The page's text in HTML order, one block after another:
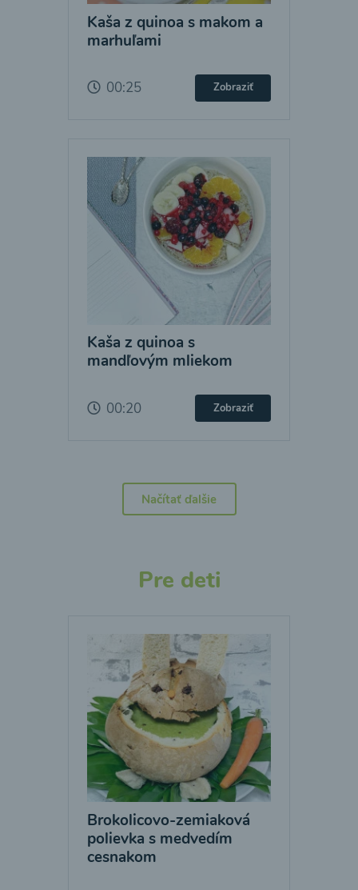
Kaša z quinoa s makom a
marhuľami
00:25 Zobraziť
Kaša z quinoa s
mandľovým mliekom
00:20 Zobraziť
Načítať ďalšie
Pre deti
Brokolicovo-zemiaková
polievka s medvedím
cesnakom